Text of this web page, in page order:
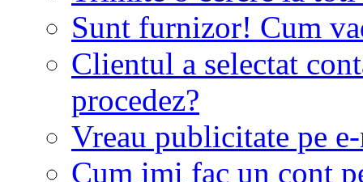
Sunt furnizor! Cum
Clientul a selectat
procedez?
Vreau publicitate pe
Cum imi fac un cont